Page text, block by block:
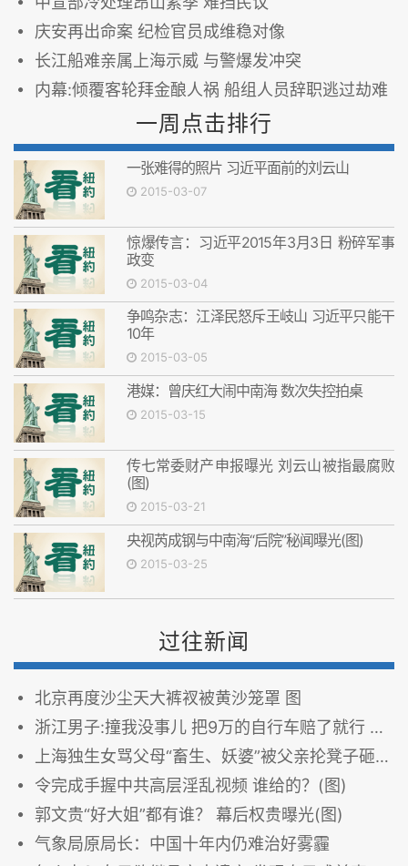
庆安再出命案 纪检官员成维稳对像
长江船难亲属上海示威 与警爆发冲突
内幕:倾覆客轮拜金酿人祸 船组人员辞职逃过劫难
一周点击排行
一张难得的照片 习近平面前的刘云山
2015-03-07
惊爆传言：习近平2015年3月3日 粉碎军事
政变
2015-03-04
争鸣杂志：江泽民怒斥王岐山 习近平只能干
10年
2015-03-05
港媒：曾庆红大闹中南海 数次失控拍桌
2015-03-15
传七常委财产申报曝光 刘云山被指最腐败
(图)
2015-03-21
央视芮成钢与中南海“后院”秘闻曝光(图)
2015-03-25
过往新闻
北京再度沙尘天大裤衩被黄沙笼罩 图
浙江男子:撞我没事儿 把9万的自行车赔了就行 组图
上海独生女骂父母“畜生、妖婆”被父亲抡凳子砸死(图)
令完成手握中共高层淫乱视频 谁给的？(图)
郭文贵“好大姐”都有谁？ 幕后权贵曝光(图)
气象局原局长：中国十年内仍难治好雾霾